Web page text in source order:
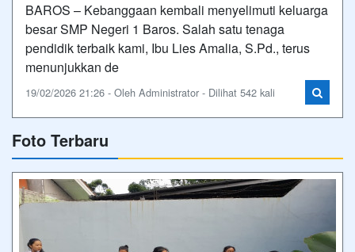
BAROS – Kebanggaan kembali menyelimuti keluarga
besar SMP Negeri 1 Baros. Salah satu tenaga
pendidik terbaik kami, Ibu Lies Amalia, S.Pd., terus
menunjukkan de
19/02/2026 21:26 - Oleh Administrator - Dilihat 542 kali
Foto Terbaru